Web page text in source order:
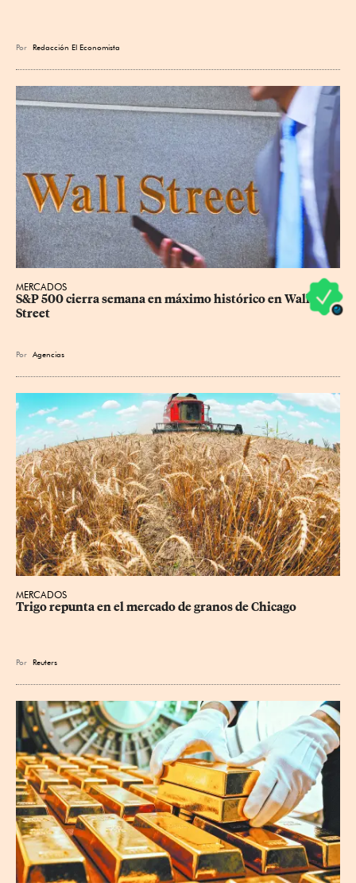
Por Redacción El Economista
MERCADOS
S&P 500 cierra semana en máximo histórico en Wall
Street
Por Agencias
MERCADOS
Trigo repunta en el mercado de granos de Chicago
Por Reuters